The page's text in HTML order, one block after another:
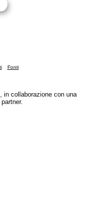
Fonti
in collaborazione con una